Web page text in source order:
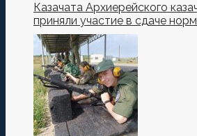
Казачата Архиерейского
приняли участие в сдаче
Ворошиловский Стрелок на